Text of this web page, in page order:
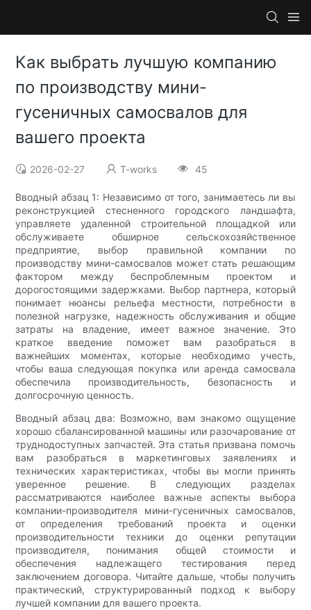
Как выбрать лучшую компанию
по производству мини-
гусеничных самосвалов для
вашего проекта
2026-02-27 T-works 45
Вводный абзац 1: Независимо от того, занимаетесь ли вы
реконструкцией стесненного городского ландшафта,
управляете удаленной строительной площадкой или
обслуживаете обширное сельскохозяйственное
предприятие, выбор правильной компании по
производству мини-самосвалов может стать решающим
фактором между беспроблемным проектом и
дорогостоящими задержками. Выбор партнера, который
понимает нюансы рельефа местности, потребности в
полезной нагрузке, надежность обслуживания и общие
затраты на владение, имеет важное значение. Это
краткое введение поможет вам разобраться в
важнейших моментах, которые необходимо учесть,
чтобы ваша следующая покупка или аренда самосвала
обеспечила производительность, безопасность и
долгосрочную ценность.
Вводный абзац два: Возможно, вам знакомо ощущение
хорошо сбалансированной машины или разочарование от
труднодоступных запчастей. Эта статья призвана помочь
вам разобраться в маркетинговых заявлениях и
технических характеристиках, чтобы вы могли принять
уверенное решение. В следующих разделах
рассматриваются наиболее важные аспекты выбора
компании-производителя мини-гусеничных самосвалов,
от определения требований проекта и оценки
производительности техники до оценки репутации
производителя, понимания общей стоимости и
обеспечения надлежащего тестирования перед
заключением договора. Читайте дальше, чтобы получить
практический, структурированный подход к выбору
лучшей компании для вашего проекта.